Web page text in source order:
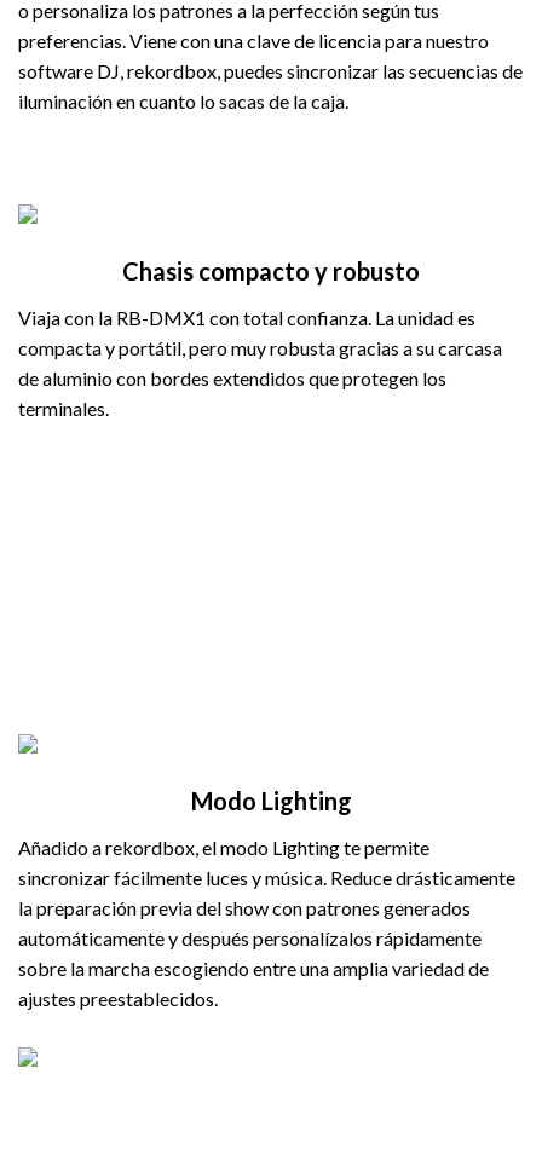
o personaliza los patrones a la perfección según tus
preferencias. Viene con una clave de licencia para nuestro
software DJ, rekordbox, puedes sincronizar las secuencias de
iluminación en cuanto lo sacas de la caja.
Chasis compacto y robusto
Viaja con la RB-DMX1 con total confianza. La unidad es
compacta y portátil, pero muy robusta gracias a su carcasa
de aluminio con bordes extendidos que protegen los
terminales.
Modo Lighting
Añadido a rekordbox, el modo Lighting te permite
sincronizar fácilmente luces y música. Reduce drásticamente
la preparación previa del show con patrones generados
automáticamente y después personalízalos rápidamente
sobre la marcha escogiendo entre una amplia variedad de
ajustes preestablecidos.